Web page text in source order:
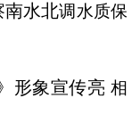
南水北调水质保
形象宣传亮 相